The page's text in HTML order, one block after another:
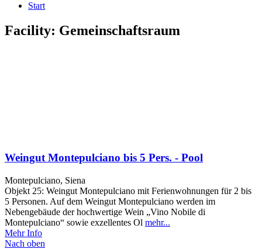
Start
Facility: Gemeinschaftsraum
Weingut Montepulciano bis 5 Pers. - Pool
Montepulciano, Siena
Objekt 25: Weingut Montepulciano mit Ferienwohnungen für 2 bis
5 Personen. Auf dem Weingut Montepulciano werden im
Nebengebäude der hochwertige Wein „Vino Nobile di
Montepulciano“ sowie exzellentes Ol mehr...
Mehr Info
Nach oben